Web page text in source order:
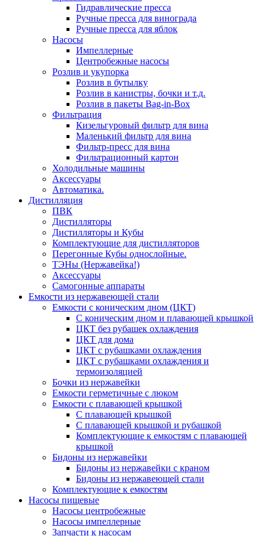
Гидравлические пресса
Ручные пресса для винограда
Ручные пресса для яблок
Насосы
Импеллерные
Центробежные насосы
Розлив и укупорка
Розлив в бутылку
Розлив в канистры, бочки и т.д.
Розлив в пакеты Bag-in-Box
Фильтрация
Кизельгуровый фильтр для вина
Маленький фильтр для вина
Фильтр-пресс для вина
Фильтрационный картон
Холодильные машины
Аксессуары
Автоматика.
Дистилляция
ПВК
Дистилляторы
Дистилляторы и Кубы
Комплектующие для дистилляторов
Перегонные Кубы однослойные.
ТЭНы (Нержавейка!)
Аксессуары
Самогонные аппараты
Емкости из нержавеющей стали
Емкости с коническим дном (ЦКТ)
С коническим дном и плавающей крышкой
ЦКТ без рубашек охлаждения
ЦКТ для дома
ЦКТ с рубашками охлаждения
ЦКТ с рубашками охлаждения и
термоизоляцией
Бочки из нержавейки
Емкости герметичные с люком
Емкости с плавающей крышкой
С плавающей крышкой
С плавающей крышкой и рубашкой
Комплектующие к емкостям с плавающей
крышкой
Бидоны из нержавейки
Бидоны из нержавейки с краном
Бидоны из нержавеющей стали
Комплектующие к емкостям
Насосы пищевые
Насосы центробежные
Насосы импеллерные
Запчасти к насосам